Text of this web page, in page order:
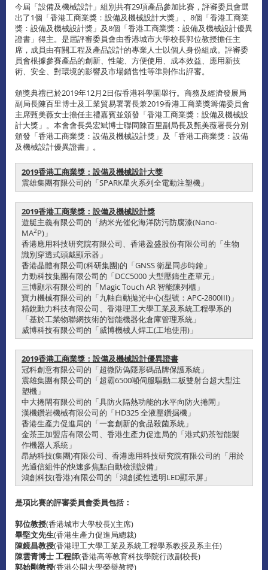
今屆「設備及機械設計」組別共有29項產品參加比賽，評審委員會選
出了1個「香港工商業獎：設備及機械設計大獎」、8個「香港工商業
獎：設備及機械設計獎」及8個「香港工商業獎：設備及機械設計優異
證書」得主。是屆評審委員會由香港城市大學校長郭位教授擔任主
席，成員由有關工程及產品設計的專業人士以個人身份組成。評審委
員會根據參賽產品的創新、性能、方便使用、成本效益、應用新技
術、安全、對環境的影響及市場銷售性等準則作出評審。
頒獎典禮已於2019年12月2日假香港科學園舉行。商務及經濟發展局
副局長陳百里博士及工業貿易署署長兼2019香港工商業獎籌備委員會
主席甄美薇女士擔任主禮嘉賓並頒發「香港工商業獎：設備及機械設
計大獎」。本會會長吳宏斌博士聯同陳百里副局長及甄美薇署長分別
頒發「香港工商業獎：設備及機械設計獎」及「香港工商業獎：設備
及機械設計優異證書」。
2019香港工商業獎：設備及機械設計大獎
震雄集團有限公司的「SPARK星火系列全電動注塑機」
2019香港工商業獎：設備及機械設計獎
遊艇主義有限公司的「納米光催化海洋防污防腐漆(Nano-
MA2P)」
香港應用科技研究院有限公司、香港盈盛股份有限公司的「生物
識別穿透式頭戴顯示器」
香港晶體有限公司(科研集團)的「GNSS 衛星同步時鐘」
力勁科技集團有限公司的「DCC5000 大型壓鑄生產單元」
三博顯示有限公司的「Magic Touch AR 智能陳列櫃」
寶力機械有限公司的「九軸自動拋光中心(型號：APC-2800III)」
精銳動力科技有限公司、香港理工大學工業及系統工程學系的
「基於工業物聯網技術的智能機器化倉庫管理系統」
威博科技有限公司的「威博機械人焊工(工地使用)」
2019香港工商業獎：設備及機械設計優異證書
冠科創意有限公司的「超微防偽隱形碼品牌保護系統」
震雄集團有限公司的「超霸6500噸伺服驅動二板雙射台超大型注
塑機」
中大捲閘有限公司的「具防火隔熱功能的水平向防火捲閘」
漢機鑽岩機械有限公司的「HD325 全液壓鑽掘機」
香港生產力促進局的「一套創新的食品殺菌系統」
金茶王加盟店有限公司、香港生產力促進局的「港式奶茶智能製
作機器人系統」
昂納科技(集團)有限公司、香港應用科技研究院有限公司的「用於
光通信組件的快速多焦點自動檢測設備」
鴻創科技(香港)有限公司的「鴻創柔性透明LED顯示屏」
是項比賽的評審委員會委員包括：
郭位教授(香港城巿大學校長)(主席)
畢堅文先生(香港生產力促進局總裁)
陳鏡昌教授(香港理工大學工業及系統工程學系教授及系主任)
陳雲青博士 工程師(香港高等教育科技學院行政副校長)
郭始剛教授(香港公開大學榮譽教授)